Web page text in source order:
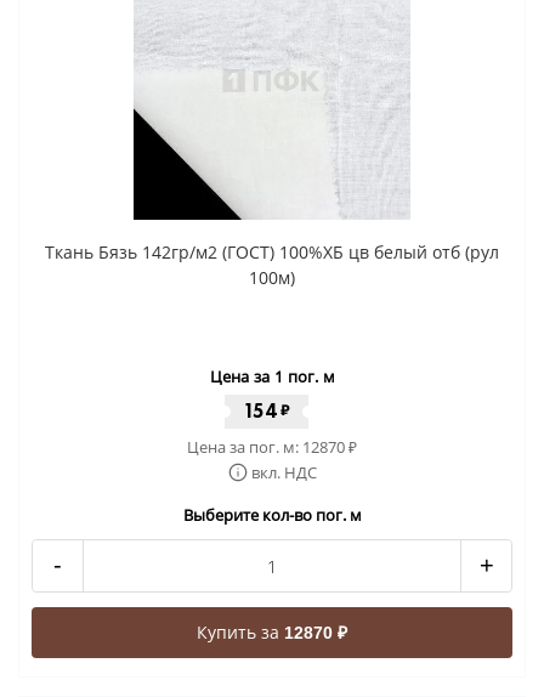
Ткань Бязь 142гр/м2 (ГОСТ) 100%ХБ цв белый отб (рул
100м)
Цена за 1 пог. м
154 ₽
Цена за пог. м: 12870₽
вкл. НДС
Выберите кол-во пог. м
- +
Купить за 12870 ₽